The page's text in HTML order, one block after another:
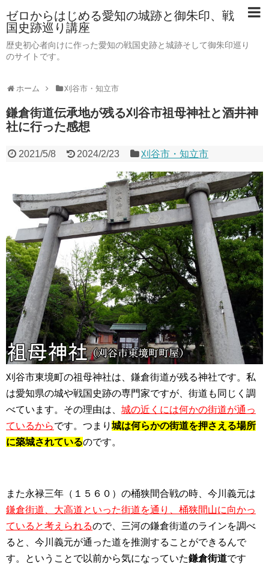
ゼロからはじめる愛知の城跡と御朱印、戦
国史跡巡り講座
歴史初心者向けに作った愛知の戦国史跡と城跡そして御朱印巡り
のサイトです。
ホーム 刈谷市・知立市
鎌倉街道伝承地が残る刈谷市祖母神社と酒井神
社に行った感想
2021/5/8 2024/2/23 刈谷市・知立市
刈谷市東境町の祖母神社は、鎌倉街道が残る神社です。私
は愛知県の城や戦国史跡の専門家ですが、街道も同じく調
べています。その理由は、 城の近くには何かの街道が通っ
ているからです。つまり 城は何らかの街道を押さえる場所
に築城されているのです。
また永禄三年（１５６０）の桶狭間合戦の時、今川義元は
鎌倉街道、大高道といった街道を通り、桶狭間山に向かっ
ていると考えられるので、三河の鎌倉街道のラインを調べ
ると、今川義元が通った道を推測することができるんで
す。ということで以前から気になっていた鎌倉街道です